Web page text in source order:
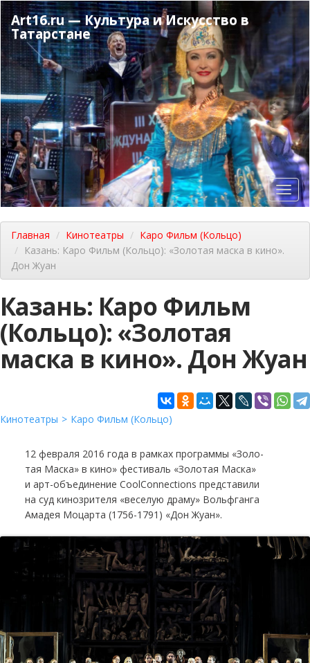
Перейти
к
основному
содержанию
Art16.ru — Культура и Искусство в
Татарстане
Главная Кинотеатры
Каро Фильм (Кольцо)
Казань: Каро Фильм (Кольцо): «Золотая маска в кино».
Дон Жуан
Казань: Каро Фильм
(Кольцо): «Золотая
маска в кино». Дон Жуан
Кинотеатры Каро Фильм (Кольцо)
12 февраля 2016 года в рамках программы «Зо­ло­
тая Мас­ка» в кино» фестиваль «Золотая Маска»
и арт-объединение CoolСonnections представили
на суд кинозрителя «веселую драму» Вольфганга
Амадея Моцарта (1756-1791) «Дон Жуан».